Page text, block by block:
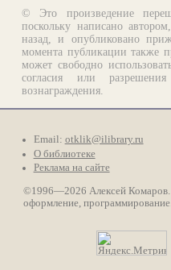
© Это произведение
поскольку написано
назад, и опубликовано
момента публикации также
может свободно
согласия или
вознаграждения.
Email: otklik@ilibrary.ru
О библиотеке
Реклама на сайте
©1996—2026 Алексей Комаров.
оформление, программирование.